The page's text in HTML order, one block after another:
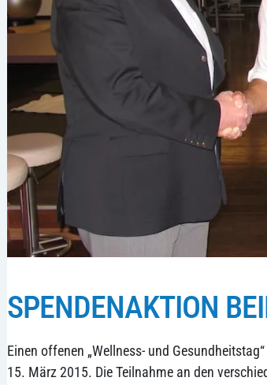
SPENDENAKTION
Einen offenen „Wellness- und
15. März 2015. Die Teilnahme an den